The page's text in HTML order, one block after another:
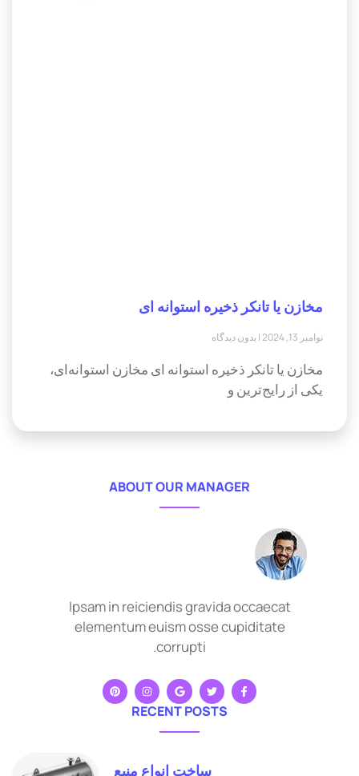
مخازن یا تانکر ذخیره استوانه ای
نوامبر 13, 2024 بدون دیدگاه
مخازن یا تانکر ذخیره استوانه ای مخازن استوانه‌ای،
یکی از رایج‌ترین و
ABOUT OUR MANAGER
Ipsam in reiciendis gravida occaecat
elementum euism osse cupiditate
corrupti.
RECENT POSTS
ساخت انواع منبع